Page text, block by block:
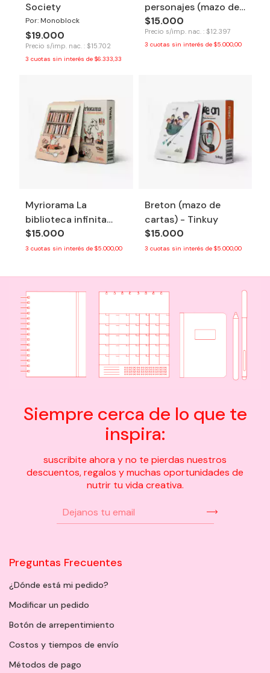
Society
Por: Monoblock
$19.000
Precio s/imp. nac. : $15.702
3 cuotas sin interés de $6.333,33
personajes (mazo de
cartas) - Tinkuy
$15.000
Precio s/imp. nac. : $12.397
3 cuotas sin interés de $5.000,00
Myriorama La
biblioteca infinita
(mazo de cartas) -
Tinkuy
$15.000
3 cuotas sin interés de $5.000,00
Breton (mazo de
cartas) - Tinkuy
$15.000
3 cuotas sin interés de $5.000,00
Siempre cerca de lo que te
inspira:
suscribite ahora y no te pierdas nuestros
descuentos, regalos y muchas oportunidades de
nutrir tu vida creativa.
Preguntas Frecuentes
¿Dónde está mi pedido?
Modificar un pedido
Botón de arrepentimiento
Costos y tiempos de envío
Métodos de pago